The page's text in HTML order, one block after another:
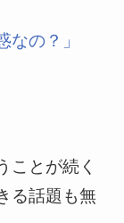
なの？」
ことが続く
る話題も無